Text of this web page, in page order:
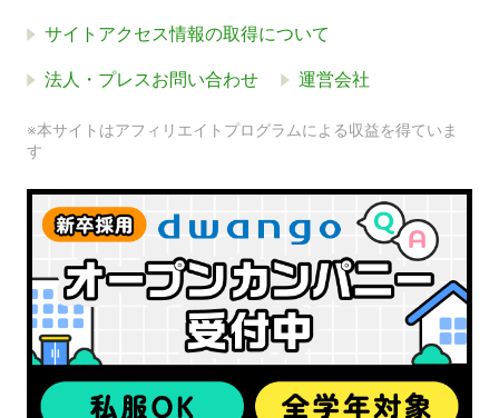
サイトアクセス情報の取得について
法人・プレスお問い合わせ 運営会社
※本サイトはアフィリエイトプログラムによる収益を得ていま
す